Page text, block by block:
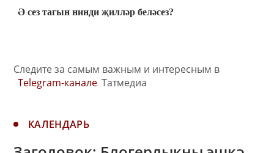
Ә сез тагын нинди җилләр беләсез?
Следите за самым важным и интересным в
Telegram-канале Татмедиа
КАЛЕНДАРЬ